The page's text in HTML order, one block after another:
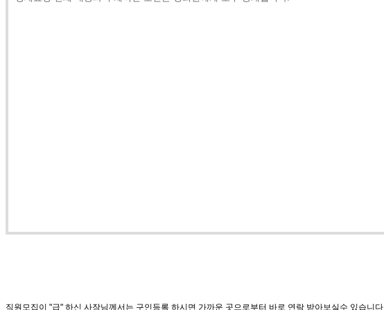
직원모집이 "급" 하신 사장님께서는 구인등록 하시면 가까운 곳으로부터 바로 연락 받아보실수 있습니다